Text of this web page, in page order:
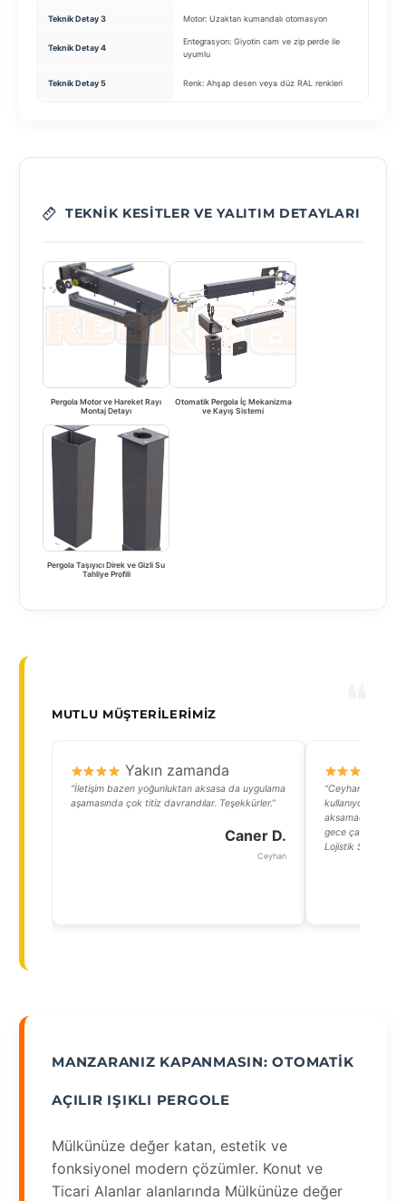
Teknik Detay 3 Motor: Uzaktan kumandalı otomasyon
Teknik Detay 4
Entegrasyon: Giyotin cam ve zip perde ile
uyumlu
Teknik Detay 5 Renk: Ahşap desen veya düz RAL renkleri
TEKNIK KESITLER VE YALITIM DETAYLARI
Pergola Motor ve Hareket Rayı
Montaj Detayı
Otomatik Pergola İç Mekanizma
ve Kayış Sistemi
Pergola Taşıyıcı Direk ve Gizli Su
Tahliye Profili
MUTLU MÜŞTERILERIMIZ
Yakın zamanda
“İletişim bazen yoğunluktan aksasa da uygulama
aşamasında çok titiz davrandılar. Teşekkürler.”
Caner D.
Ceyhan
“Ceyhandaki
kullanıyoruz.
aksamadan
gece
Lojistik Sorumlusu”
MANZARANIZ KAPANMASIN: OTOMATIK
AÇILIR IŞIKLI PERGOLE
Mülkünüze değer katan, estetik ve
fonksiyonel modern çözümler. Konut ve
Ticari Alanlar alanlarında Mülkünüze değer